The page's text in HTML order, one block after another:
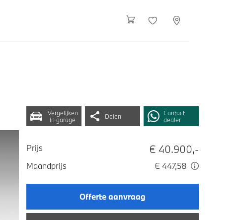
Vergelijken
in garage
Delen
Contact
dealer
Prijs € 40.900,-
Maandprijs € 447,58
Offerte aanvraag